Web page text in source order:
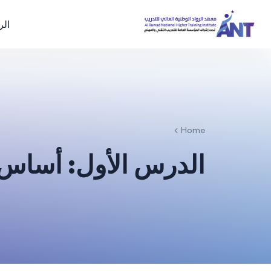
Home
الدرس الأول: